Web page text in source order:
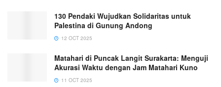
130 Pendaki Wujudkan Solidaritas untuk
Palestina di Gunung Andong
12 OCT 2025
Matahari di Puncak Langit Surakarta: Menguji
Akurasi Waktu dengan Jam Matahari Kuno
11 OCT 2025